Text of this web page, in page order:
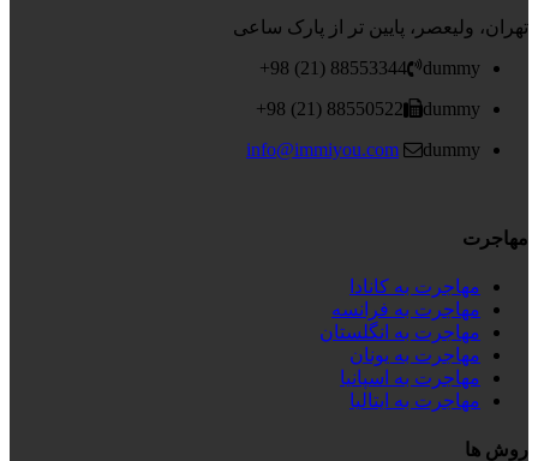
تهران، ولیعصر، پایین تر از پارک ساعی
dummy
88553344 (21) 98+
dummy
88550522 (21) 98+
dummy
info@immiyou.com
مهاجرت
مهاجرت به کانادا
مهاجرت به فرانسه
مهاجرت به انگلستان
مهاجرت به یونان
مهاجرت به اسپانیا
مهاجرت به ایتالیا
روش ها